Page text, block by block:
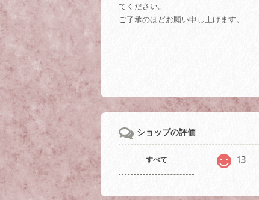
てください。
ご了承のほどお願い申し上げます。
ショップの評価
すべて 13